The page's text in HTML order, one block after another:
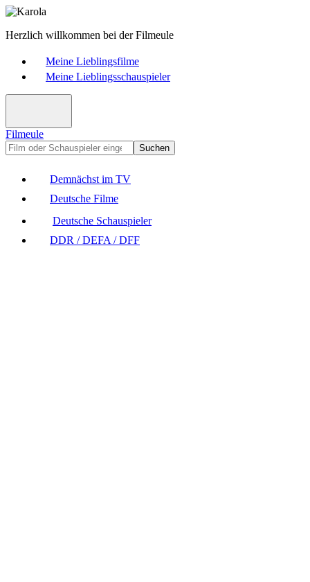
Herzlich willkommen bei der Filmeule
Meine Lieblingsfilme
Meine Lieblingsschauspieler
Filmeule
Suchen
Demnächst im TV
Deutsche Filme
Deutsche Schauspieler
DDR / DEFA / DFF